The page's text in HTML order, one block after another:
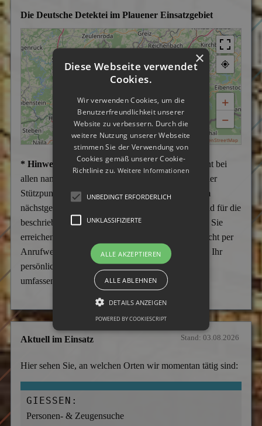
Die Deutsche Detektei im Plauener Einsatzgebiet
+
−
© OpenStreetMap
* Hinweis:
Wir weisen darauf hin, dass es sich nicht bei
allen namentlich aufgeführten Städten um Büros oder
Stützpunkte handelt, sondern überwiegend um vom
nächstgelegenen Stützpunkt aus ständig betreute und für die
beschriebenen Tätigkeiten aufgesuchte Einsatzorte. Sie
erreichen uns telefonisch in jedem Fall Tag und Nacht per
Anrufweiterschaltung zum Firmensitz in Gladbeck. Ihr
persönlicher Ansprechpartner kann Sie diskret und
umfassend beraten.
Aktuell im Einsatz Stand: 03.08.2026
Hier sehen Sie, an welchen Orten wir momentan tätig sind:
GIESSEN:
Personen- & Zeugensuche
×
Diese Webseite verwendet
Cookies.
Wir verwenden Cookies, um die
Benutzerfreundlichkeit unserer
Website zu verbessern. Durch die
weitere Nutzung unserer Webseite
stimmen Sie der Verwendung von
Cookies gemäß unserer Cookie-
Richtlinie zu. Weitere Informationen
UNBEDINGT ERFORDERLICH
UNKLASSIFIZIERTE
ALLE AKZEPTIEREN
ALLE ABLEHNEN
DETAILS ANZEIGEN
POWERED BY COOKIESCRIPT